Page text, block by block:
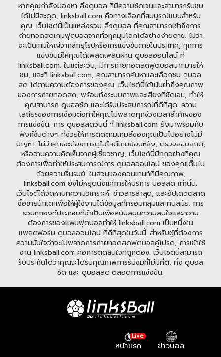
หากคุณกำลังมองหา ลิ้งดูบอล ที่มีความชัดเจนและสามารถรับชม
ได้ไม่มีสะดุด, linksball.com คือทางเลือกที่สมบูรณ์แบบสำหรับ
คุณ. เว็บไซต์นี้เป็นแหล่งรวม ลิ้งดูบอล ที่คุณสามารถเข้าถึงการ
ถ่ายทอดสดเกมฟุตบอลจากทั่วทุกมุมโลกได้อย่างง่ายดาย. ไม่ว่า
จะเป็นเกมใหญ่จากลีกยุโรปหรือการแข่งขันภายในประเทศ, ทุกการ
แข่งขันมีให้คุณได้เพลิดเพลินผ่าน ดูบอลออนไลน์ ที่
linksball.com. ในแต่ละวัน, มีการถ่ายทอดสดฟุตบอลมากมายให้
ชม, และที่ linksball.com, คุณสามารถค้นหาและเลือกชม ดูบอล
สด ได้ตามความต้องการของคุณ. เว็บไซต์นี้ได้เน้นย้ำถึงคุณภาพ
ของการถ่ายทอดสด, พร้อมทั้งระบบภาพและเสียงที่ชัดเจน, ทำให้
คุณสามารถ ดูบอลชัด และได้รับประสบการณ์ที่ดีที่สุด. ความ
เสถียรของการเชื่อมต่อทำให้คุณไม่พลาดทุกช่วงเวลาสำคัญของ
การแข่งขัน. การ ดูบอลสดวันนี้ ที่ linksball.com ยังมาพร้อมกับ
ฟังก์ชั่นต่างๆ ที่ช่วยให้การติดตามเกมส์ของคุณเป็นไปอย่างไม่มี
ปัญหา. ไม่ว่าคุณจะต้องการดูไฮไลต์เกมย้อนหลัง, ตรวจสอบสถิติ,
หรืออ่านความคิดเห็นจากผู้เชี่ยวชาญ, เว็บไซต์นี้มีทุกอย่างที่คุณ
ต้องการเพื่อทำให้ประสบการณ์การ ดูบอลออนไลน์ ของคุณเต็มไป
ด้วยความรื่นรมย์. ในส่วนของคอนเทนท์ที่มีคุณภาพ,
linksball.com ยังไม่หยุดนิ่งแค่การให้บริการ บอลสด เท่านั้น.
เว็บไซต์ได้จัดหาบทความวิเคราะห์, ข่าวสารล่าสุด, และอัปเดตตลาด
ซื้อขายนักเตะเพื่อให้ผู้ใช้งานได้ข้อมูลที่ครอบคลุมและทันสมัย. การ
รวมทุกองค์ประกอบที่จำเป็นเพื่อสนับสนุนความสนใจและความ
ต้องการของแฟนฟุตบอลทำให้ linksball.com เป็นหนึ่งใน
แพลตฟอร์ม ดูบอลออนไลน์ ที่ดีที่สุดในวันนี้. สำหรับผู้ที่ต้องการ
ความมั่นใจว่าจะไม่พลาดการถ่ายทอดสดฟุตบอลคู่โปรด, การเข้าใช้
งาน linksball.com คือการตัดสินใจที่ถูกต้อง. เว็บไซต์นี้สามารถ
รับประกันได้ว่าคุณจะได้รับคุณภาพการรับชมที่ไม่มีที่ติ, ทั้ง ดูบอล
ชัด และ ดูบอลสด ตลอดการแข่งขัน.
ข่าวบอล
Live
หน้าแรก